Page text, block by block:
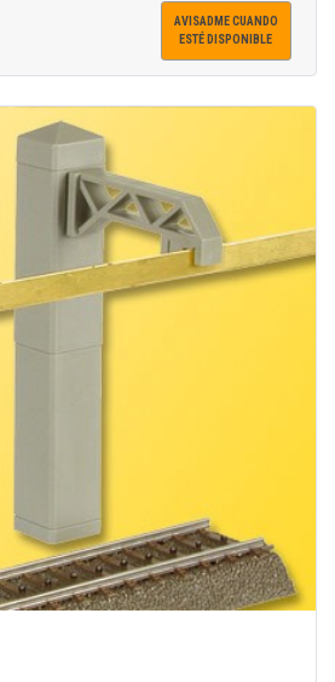
AVISADME CUANDO
ESTÉ DISPONIBLE